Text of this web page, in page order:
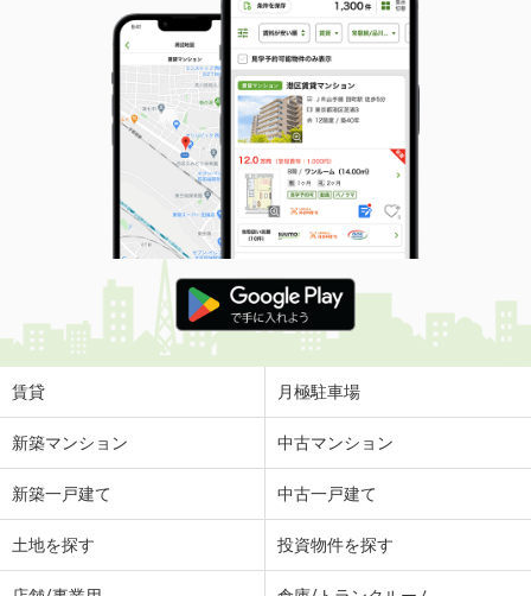
賃貸 月極駐車場
新築マンション 中古マンション
新築一戸建て 中古一戸建て
土地を探す 投資物件を探す